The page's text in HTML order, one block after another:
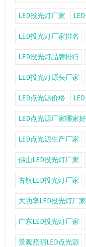
LED投光灯厂家
LED投光灯厂家排名
LED投光灯品牌排行
LED投光灯源头厂家
LED点光源价格
LED点光源厂家哪家好
LED点光源生产厂家
佛山LED投光灯厂家
古镇LED投光灯厂家
大功率LED投光灯厂家
广东LED投光灯厂家
景观照明LED点光源